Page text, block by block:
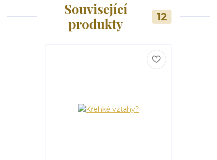
Související
produkty
12